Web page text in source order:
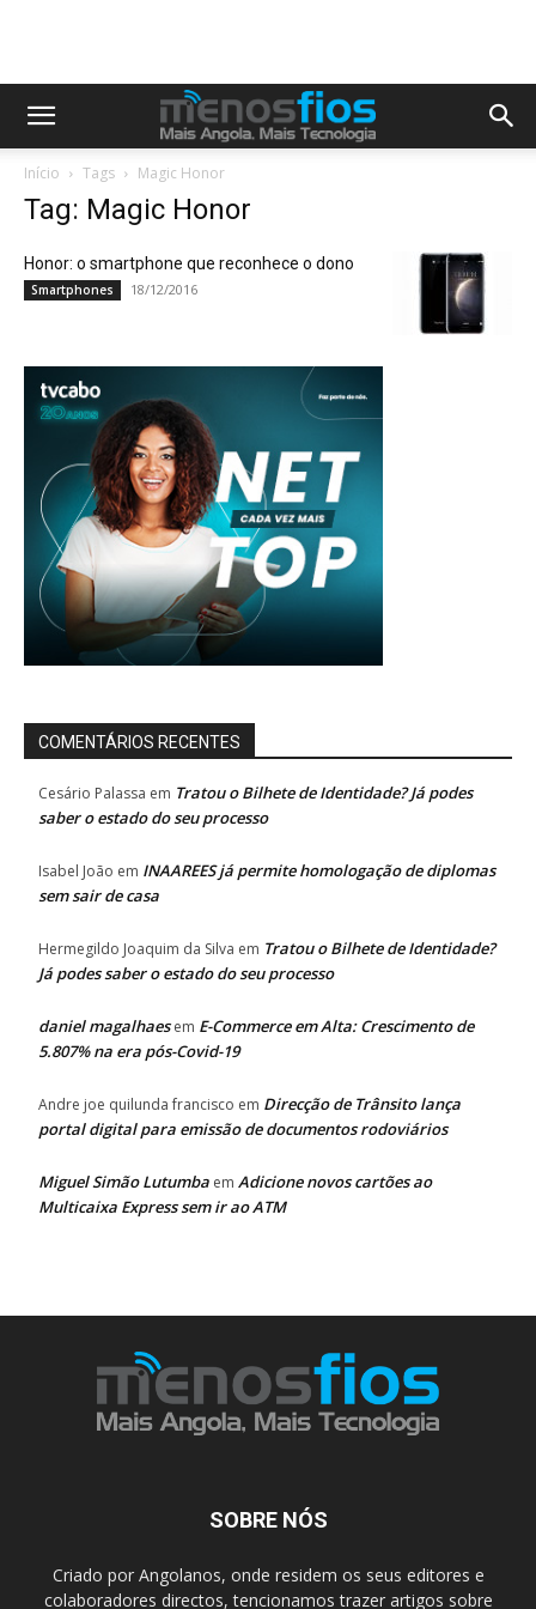
Início Tags Magic Honor
Tag: Magic Honor
Honor: o smartphone que reconhece o dono
Smartphones 18/12/2016
COMENTÁRIOS RECENTES
Cesário Palassa em Tratou o Bilhete de Identidade? Já podes
saber o estado do seu processo
Isabel João em INAAREES já permite homologação de diplomas
sem sair de casa
Hermegildo Joaquim da Silva em Tratou o Bilhete de Identidade?
Já podes saber o estado do seu processo
daniel magalhaesem E-Commerce em Alta: Crescimento de
5.807% na era pós-Covid-19
Andre joe quilunda francisco em Direcção de Trânsito lança
portal digital para emissão de documentos rodoviários
Miguel Simão Lutumba em Adicione novos cartões ao
Multicaixa Express sem ir ao ATM
SOBRE NÓS
Criado por Angolanos, onde residem os seus editores e
colaboradores directos, tencionamos trazer artigos sobre